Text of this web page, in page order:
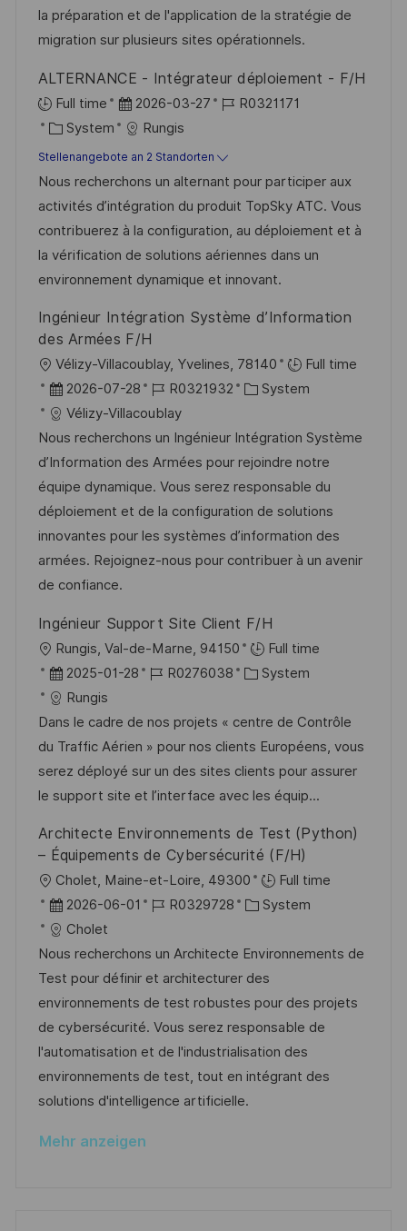
e
r
e
r
ö
f
f
e
n
t
l
i
c
u
o
r
e
la préparation et de l'application de la stratégie de
migration sur plusieurs sites opérationnels.
ALTERNANCE - Intégrateur déploiement - F/H
Full time
D
a
t
u
m
d
e
r
e
r
ö
f
e
n
t
i
c
h
u
n
g
2026-03-27
J
b
-
I
D
R0321171
K
a
t
e
g
o
r
e
System Rungis
Stellenangebote an 2 Standorten
Nous recherchons un alternant pour participer aux
activités d’intégration du produit TopSky ATC. Vous
contribuerez à la configuration, au déploiement et à
la vérification de solutions aériennes dans un
environnement dynamique et innovant.
Ingénieur Intégration Système d’Information
des Armées F/H
O
r
t
Vélizy-Villacoublay, Yvelines, 78140
Full time
D
a
t
u
m
d
e
r
V
r
ö
f
f
e
n
t
l
i
c
h
u
n
g
2026-07-28
J
o
b
-
I
D
R0321932
K
t
e
g
o
r
i
System
Vélizy-Villacoublay
Nous recherchons un Ingénieur Intégration Système
d’Information des Armées pour rejoindre notre
équipe dynamique. Vous serez responsable du
déploiement et de la configuration de solutions
innovantes pour les systèmes d’information des
armées. Rejoignez-nous pour contribuer à un avenir
de confiance.
Ingénieur Support Site Client F/H
O
r
t
Rungis, Val-de-Marne, 94150
Full time
D
a
t
u
m
d
r
r
ö
c
2025-01-28
J
b
-
I
D
R0276038
K
t
e
g
o
i
System
Rungis
Dans le cadre de nos projets « centre de Contrôle
du Traffic Aérien » pour nos clients Européens, vous
serez déployé sur un des sites clients pour assurer
le support site et l’interface avec les équip...
Architecte Environnements de Test (Python)
– Équipements de Cybersécurité (F/H)
O
r
t
Cholet, Maine-et-Loire, 49300
Full time
D
a
t
u
m
d
e
r
V
r
2026-06-01
J
b
-
I
D
R0329728
K
t
e
g
o
r
i
e
System
Cholet
Nous recherchons un Architecte Environnements de
Test pour définir et architecturer des
environnements de test robustes pour des projets
de cybersécurité. Vous serez responsable de
l'automatisation et de l'industrialisation des
environnements de test, tout en intégrant des
solutions d'intelligence artificielle.
Mehr anzeigen